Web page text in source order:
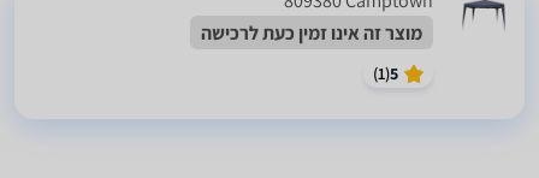
מוצר זה אינו זמין כעת לרכישה
5
(
1
)